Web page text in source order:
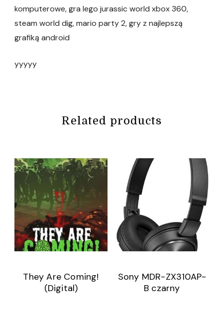
komputerowe, gra lego jurassic world xbox 360,
steam world dig, mario party 2, gry z najlepszą
grafiką android
yyyyy
Related products
They Are Coming!
(Digital)
Sony MDR-ZX310AP-
B czarny